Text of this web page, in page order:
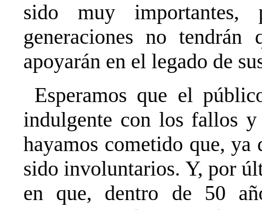
sido muy importantes,
generaciones no
apoyarán en el legado de
Esperamos que el
indulgente con los fallos
hayamos cometido que, ya
sido involuntarios. Y, por
en que, dentro de 50